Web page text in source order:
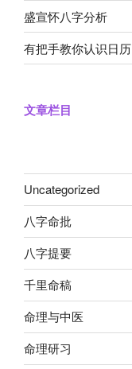
盛宣怀八字分析
有把手教你认识日历
文章栏目
Uncategorized
八字命批
八字提要
千里命稿
命理与中医
命理研习